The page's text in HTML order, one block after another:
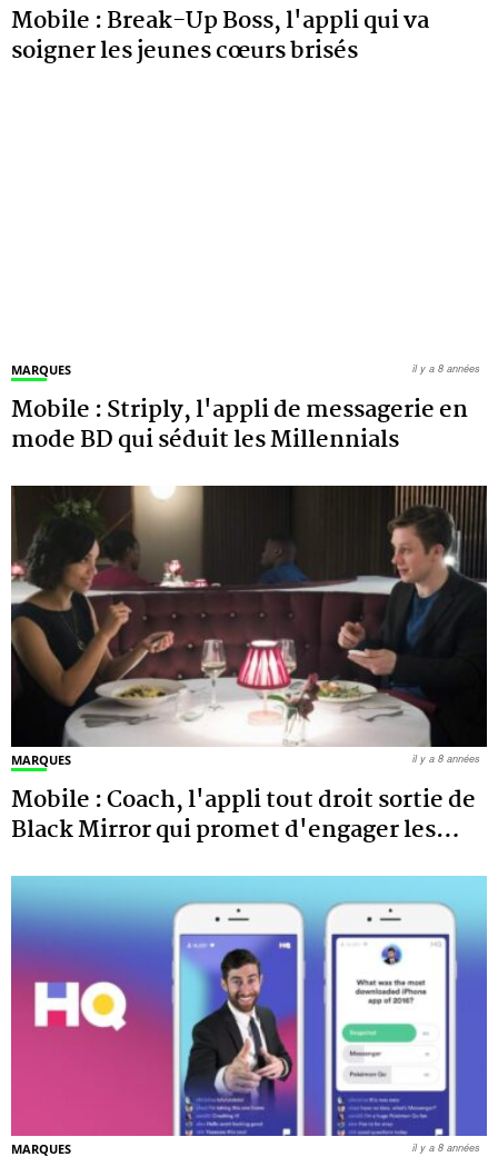
Mobile : Break-Up Boss, l'appli qui va
soigner les jeunes cœurs brisés
MARQUES
Mobile : Striply, l'appli de messagerie en
mode BD qui séduit les Millennials
il y a 8 années
MARQUES
Mobile : Coach, l'appli tout droit sortie de
Black Mirror qui promet d'engager les…
il y a 8 années
MARQUES il y a 8 années